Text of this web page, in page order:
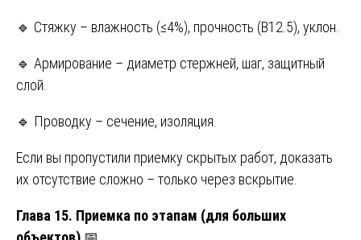
🔹 Стяжку – влажность (≤4%), прочность (B12.5), уклон.
🔹 Армирование – диаметр стержней, шаг, защитный
слой.
🔹 Проводку – сечение, изоляция.
Если вы пропустили приемку скрытых работ, доказать
их отсутствие сложно – только через вскрытие.
Глава 15. Приемка по этапам (для больших